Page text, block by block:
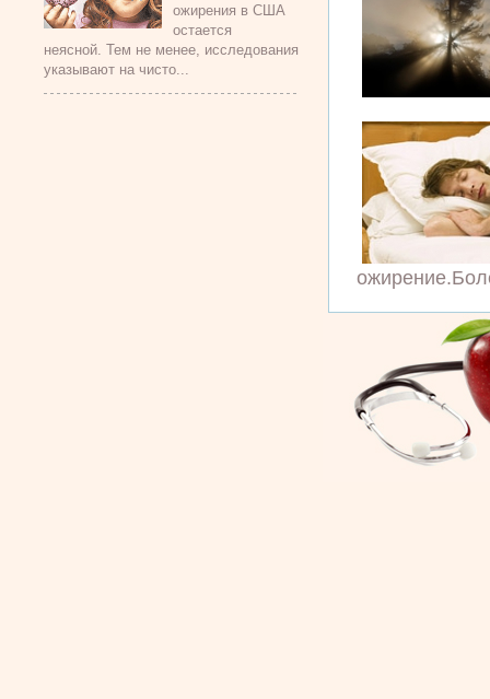
ожирения в США
остается
неясной. Тем не менее, исследования
указывают на чисто...